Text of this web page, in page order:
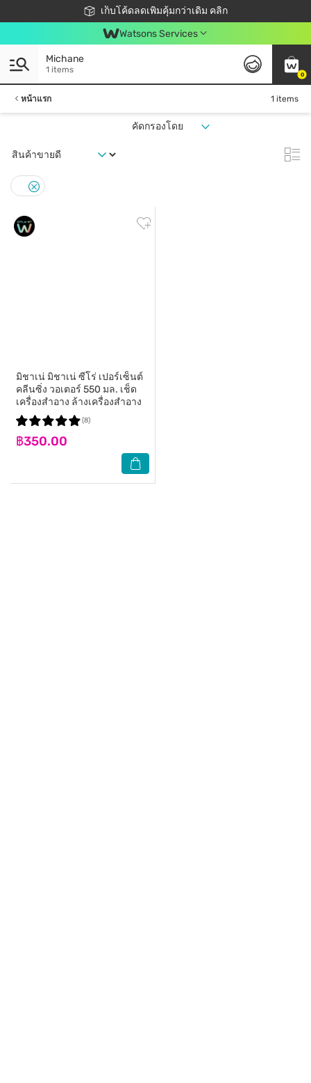
เก็บโค้ดลดเพิ่มคุ้มกว่าเดิม คลิก
ชอปออนไลน์ครั้งแรก ลดเพิ่มจุก ๆ 10%! 🎉
📦ส่งฟรี! เมื่อชอป 499฿
สมาชิกวัตสัน คลับดียังไง?
Watsons Services
0
Michane
1 items
หน้าแรก 1 items
คัดกรองโดย
มิชาเน่ มิชาเน่ ซีโร่ เปอร์เซ็นต์
คลีนซิ่ง วอเตอร์ 550 มล. เช็ด
เครื่องสำอาง ล้างเครื่องสำอาง
฿350.00
(8)